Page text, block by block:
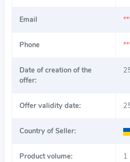
Email
Phone
Date of creation of the
offer:
Offer validity date:
Country of Seller:
Product volume: 1